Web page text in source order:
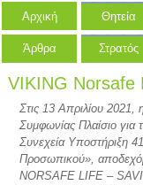
Αρχική Θητεία
Άρθρα Στρατός
VIKING Norsafe
Στις 13 Απριλίου
Συμφωνίας Πλαίσιο
Συνεχεία Υποστήριξη
Προσωπικού»,
NORSAFE LIFE –